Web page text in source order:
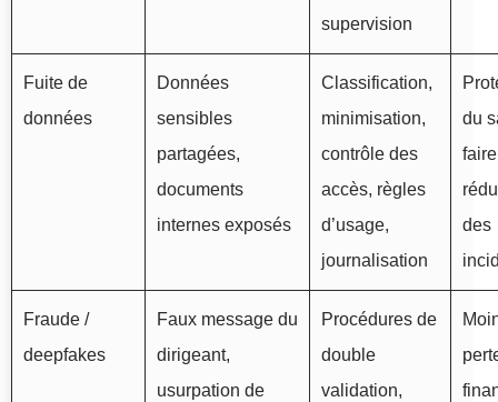
supervision
Fuite de
données
Données
sensibles
partagées,
documents
internes exposés
Classification,
minimisation,
contrôle des
accès, règles
d’usage,
journalisation
du
des
Fraude /
deepfakes
Faux message du
dirigeant,
usurpation de
Procédures de
double
validation,